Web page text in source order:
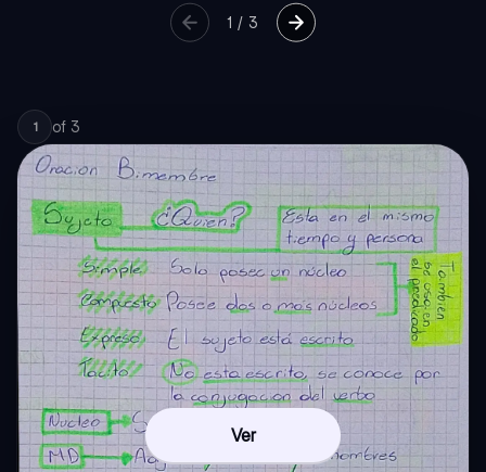
1 / 3
1 of 3
Ver